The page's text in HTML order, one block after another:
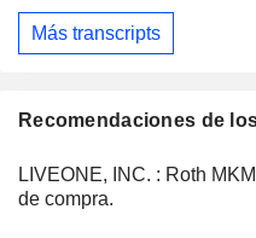
Más transcripts
Recomendaciones de
LIVEONE, INC. : Roth
de compra.